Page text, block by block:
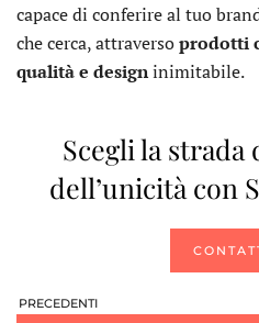
capace di conferire al tuo
che cerca, attraversoprodotti
qualità e designinimitabile.
Scegli la strada
dell’unicità con
PRECEDENTI